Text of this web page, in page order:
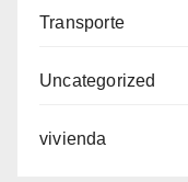
Transporte
Uncategorized
vivienda